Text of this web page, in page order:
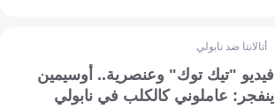
أتالانتا ضد نابولي
فيديو "تيك توك" وعنصرية.. أوسيمين
ينفجر: عاملوني كالكلب في نابولي